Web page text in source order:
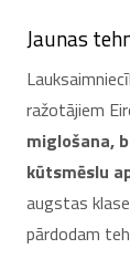
Jaunas
ražotājiem
miglošana,
kūtsmēslu
augstas
pārdodam